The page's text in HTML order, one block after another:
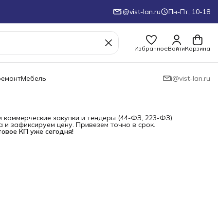
i@vist-lan.ru Пн-Пт, 10-18
ИзбранноеВойтиКорзина
Мебель i@vist-lan.ru
закупки и тендеры (44-ФЗ, 223-ФЗ).
зафиксируем цену. Привезем точно в срок.
КП уже сегодня!